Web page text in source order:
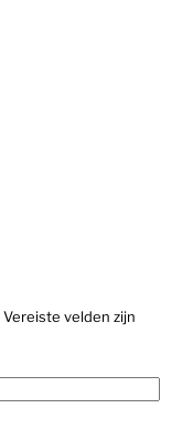
Vereiste velden zijn